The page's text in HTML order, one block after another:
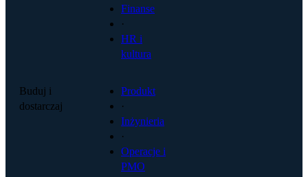
Finanse
·
HR i
kultura
Buduj i
dostarczaj
Produkt
·
Inżynieria
·
Operacje i
PMO